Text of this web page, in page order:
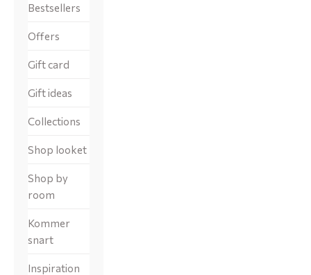
Bestsellers
Offers
Gift card
Gift ideas
Collections
Shop looket
Shop by
room
Kommer
snart
Inspiration